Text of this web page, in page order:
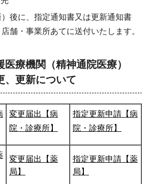
後に、指定通知書又は更新通知書
舗・事業所あてに送付いたします。
医療機関（精神通院医療）
、更新について
変更届出【病
院・診療所】
指定更新申請【病
院・診療所】
変更届出【薬
局】
指定更新申請【薬
局】